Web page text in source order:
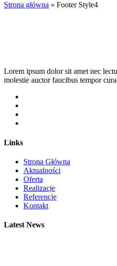
Strona główna » Footer Style4
Lorem ipsum dolor sit amet nec
molestie auctor faucibus tempor
Links
Strona Główna
Aktualności
Oferta
Realizacje
Referencje
Kontakt
Latest News